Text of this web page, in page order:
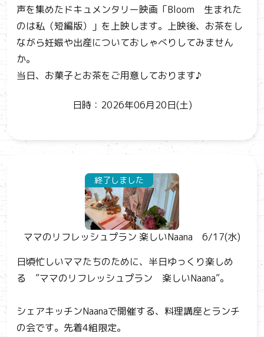
声を集めたドキュメンタリー映画「Bloom 生まれた
のは私（短編版）」を上映します。上映後、お茶をし
ながら妊娠や出産についておしゃべりしてみません
か。
当日、お菓子とお茶をご用意しております♪
日時：2026年06月20日(土)
終了しました
ママのリフレッシュプラン 楽しいNaana 6/17(水)
日頃忙しいママたちのために、半日ゆっくり楽しめ
る ”ママのリフレッシュプラン 楽しいNaana”。
シェアキッチンNaanaで開催する、料理講座とランチ
の会です。先着4組限定。